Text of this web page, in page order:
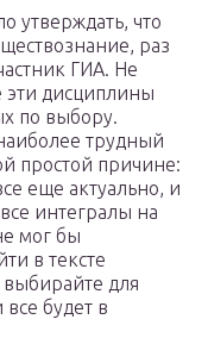
утверждать, что
раз
ГИА. Не
эти дисциплины
по выбору.
трудный
простой причине:
еще актуально, и
интегралы на
мог бы
в тексте
для
будет в